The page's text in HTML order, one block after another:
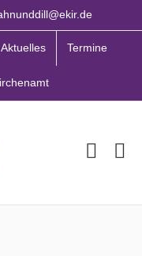
Aktuelles Termine